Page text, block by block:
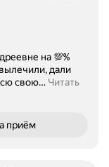
на 💯%
дали
всю свою… Читать
приём